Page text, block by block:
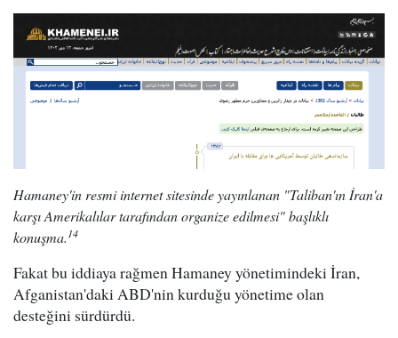
Hamaney'in resmi internet sitesinde yayınlanan "Taliban'ın İran'a
karşı Amerikalılar tarafından organize edilmesi" başlıklı
konuşma. 14
Fakat bu iddiaya rağmen Hamaney yönetimindeki İran,
Afganistan'daki ABD'nin kurduğu yönetime olan
desteğini sürdürdü.